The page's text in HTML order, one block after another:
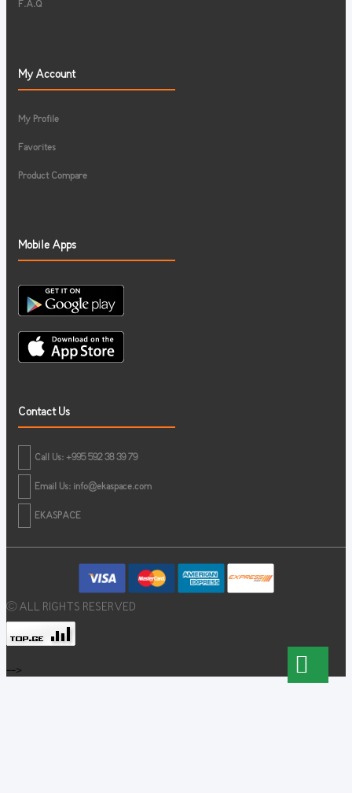
F.A.Q
My Account
My Profile
Favorites
Product Compare
Mobile Apps
Contact Us
Call Us: +995 592 38 39 79
Email Us: info@ekaspace.com
EKASPACE
© ALL RIGHTS RESERVED
-->